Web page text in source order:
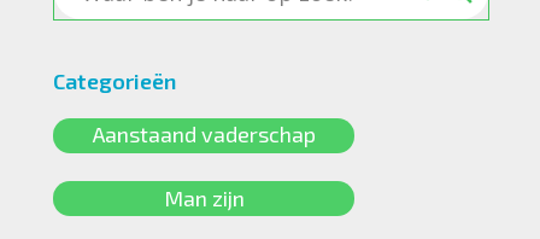
Categorieën
Aanstaand vaderschap
Man zijn